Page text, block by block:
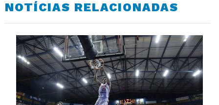
NOTÍCIAS RELACIONADAS